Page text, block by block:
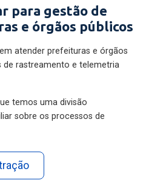
para gestão de
e órgãos públicos
atender prefeituras e órgãos
rastreamento e telemetria
temos uma divisão
sobre os processos de